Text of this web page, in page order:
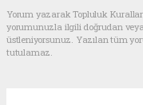
Yorum yazarak Topluluk
yorumunuzla ilgili doğrudan
üstleniyorsunuz. Yazılan tüm
tutulamaz.